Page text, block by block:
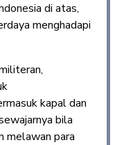
di atas,
menghadapi
kapal dan
bila
melawan para